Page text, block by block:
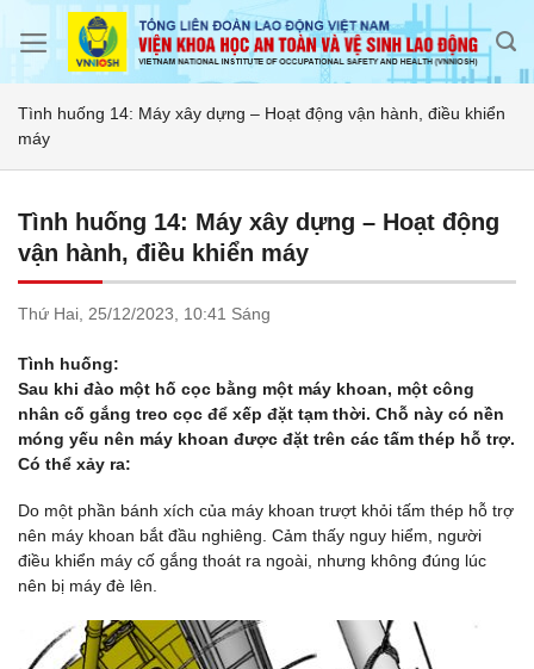
Tình huống 14: Máy xây dựng – Hoạt động vận hành, điều khiển
máy
Tình huống 14: Máy xây dựng – Hoạt động
vận hành, điều khiển máy
Thứ Hai, 25/12/2023, 10:41 Sáng
Tình huống:
Sau khi đào một hố cọc bằng một máy khoan, một công
nhân cố gắng treo cọc để xếp đặt tạm thời. Chỗ này có nền
móng yếu nên máy khoan được đặt trên các tấm thép hỗ trợ.
Có thể xảy ra:
Do một phần bánh xích của máy khoan trượt khỏi tấm thép hỗ trợ
nên máy khoan bắt đầu nghiêng. Cảm thấy nguy hiểm, người
điều khiển máy cố gắng thoát ra ngoài, nhưng không đúng lúc
nên bị máy đè lên.